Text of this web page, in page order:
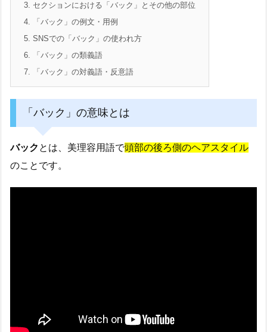
3. セクションにおける「バック」とその他の部位
4. 「バック」の例文・用例
5. SNSでの「バック」の使われ方
6. 「バック」の類義語
7. 「バック」の対義語・反意語
「バック」の意味とは
バック とは、美理容用語で頭部の後ろ側のヘアスタイル
のことです。